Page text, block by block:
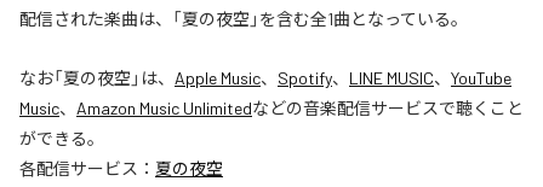
配信された楽曲は、「夏の夜空」を含む全1曲となっている。
なお「夏の夜空 」は、 Apple Music、 Spotify、 LINE MUSIC、 YouTube
Music、 Amazon Music Unlimitedなどの音楽配信サービスで聴くこと
ができる。
各配信サービス： 夏の夜空